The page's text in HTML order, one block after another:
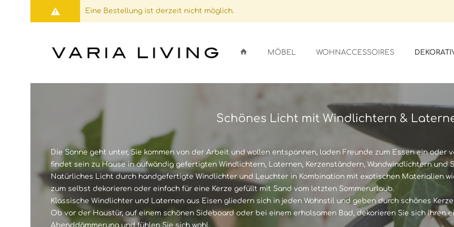
Eine Bestellung ist derzeit nicht möglich.
MÖBEL WOHNACCESSOIRES
STÜHLE
SESSEL/SOFA
BEISTELLTISCH
SIDEBOARDS
REGALE
GLASEINLAGEN/GLASAUFLAGEN
DEKORATIVE OBJEKTE
KÜCHENDEKO
VASEN
SCHALEN
ZEITUNGSSTÄNDER
PFLANZGEFÄSSE
LAMPENSCHIRME
DEKOKRISTALLE
WINDLICHTER
LEUCHTER
WANDLICHTER
GLASZYLINDER
HÄNGELICHTER
LATERNEN
LAMPEN
DEKORATIVES LICHT
DEKORATIVE OBJEKTE
GARTENMÖBEL
BLUMENBÄNKE
RANKHILFEN
SITZKISSEN
TEXTILAUFLAGEN
STEINAUFLAGEN
Schönes Licht mit Windlichtern &
Die Sonne geht unter, Sie kommen von der Arbeit und wollen entspannen, laden Freunde zum Essen ein
findet sein zu Hause in aufwändig gefertigten Windlichtern, Laternen, Kerzenständern, Wandwindlichtern und
Natürliches Licht durch handgefertigte Windlichter und Leuchter in Kombination mit exotischen Materialien
zum selbst dekorieren oder einfach für eine Kerze gefüllt mit Sand vom letzten Sommerurlaub.
Klassische Windlichter und Laternen aus Eisen gliedern sich in jeden Wohnstil und geben durch schönes
Ob vor der Haustür, auf einem schönen Sideboard oder bei einem erholsamen Bad, dekorieren Sie sich Ihren
Abenddämmerung und fühlen Sie sich wohl.